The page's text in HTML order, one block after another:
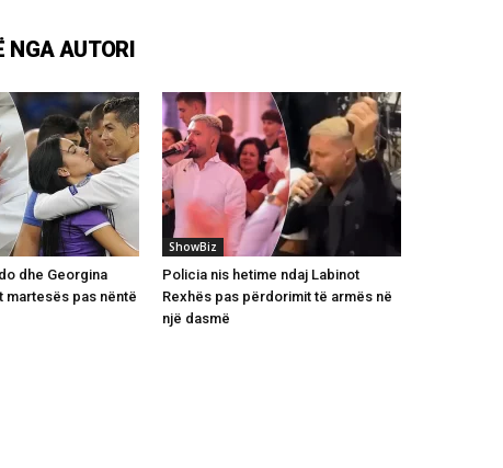
NGA AUTORI
dhe Georgina
martesës pas nëntë
ShowBiz
Policia nis hetime ndaj Labinot
Rexhës pas përdorimit të armës në
një dasmë